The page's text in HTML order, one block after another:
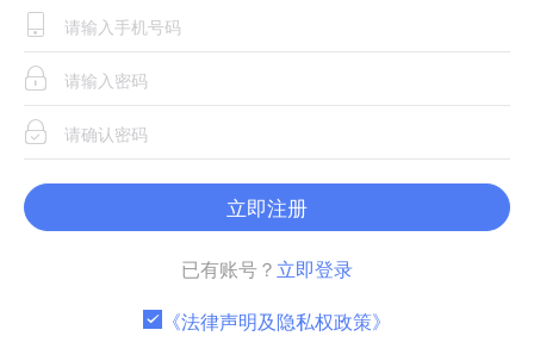
立即注册
已有账号？ 立即登录
《法律声明及隐私权政策》